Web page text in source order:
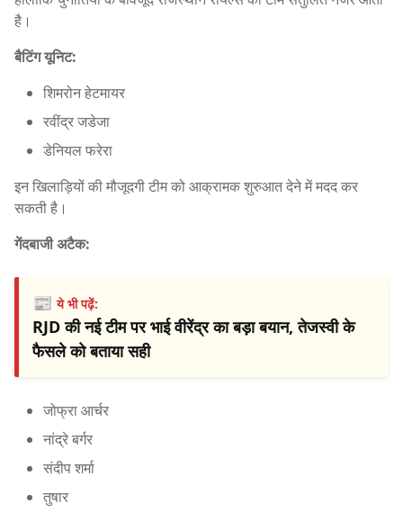
है।
बैटिंग यूनिट:
शिमरोन हेटमायर
रवींद्र जडेजा
डेनियल फरेरा
इन खिलाड़ियों की मौजूदगी टीम को आक्रामक शुरुआत देने में मदद कर
सकती है।
गेंदबाजी अटैक:
📰ये भी पढ़ें:
RJD की नई टीम पर भाई वीरेंद्र का बड़ा बयान, तेजस्वी के
फैसले को बताया सही
जोफ्रा आर्चर
नांद्रे बर्गर
संदीप शर्मा
तुषार